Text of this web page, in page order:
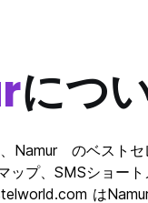
につ
Namur のベストセ
ップ、SMSショー
は